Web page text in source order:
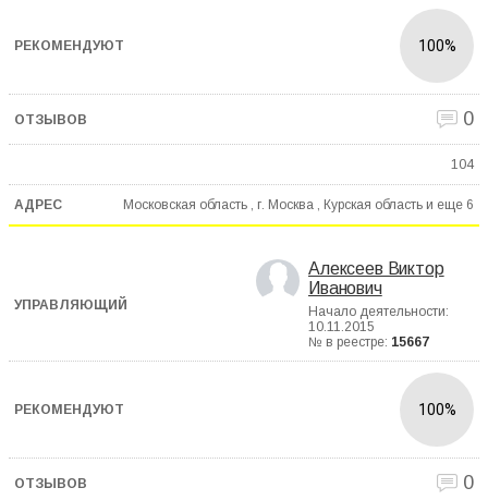
100%
0
104
Московская область , г. Москва , Курская область и еще 6
Алексеев Виктор
Иванович
Начало деятельности:
10.11.2015
№ в реестре: 15667
100%
0